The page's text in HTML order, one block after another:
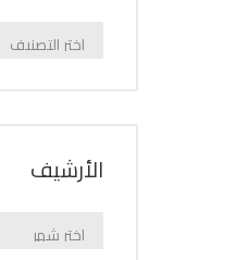
الإعلانات
اﻷرشيف
اﻷرشيف